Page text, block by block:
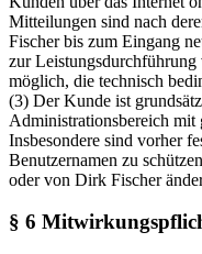
Mitteilungen sind nach
Fischer bis zum Eingang
zur
möglich, die technisch
(3) Der Kunde ist
Administrationsbereich mit
Insbesondere sind vorher
Benutzernamen zu
oder von Dirk Fischer
§ 6